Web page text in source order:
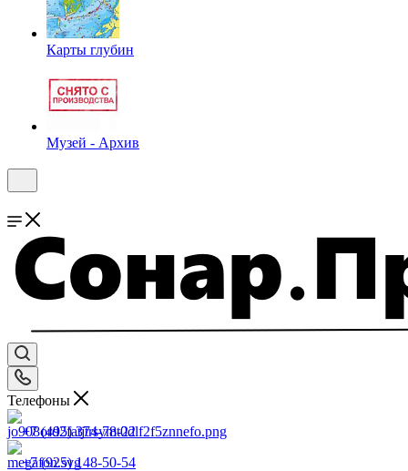
Карты глубин
Музей - Архив
Телефоны
+7 (495) 374-78-22
+7 (925) 148-50-54